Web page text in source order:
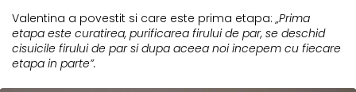
Valentina a povestit si care este prima etapa:„Prima
etapa este curatirea, purificarea firului de par, se deschid
cisuicile firului de par si dupa aceea noi incepem cu fiecare
etapa in parte”.